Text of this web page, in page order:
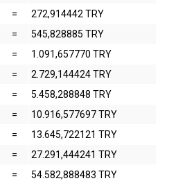
=
272,914442 TRY
=
545,828885 TRY
=
1.091,657770 TRY
=
2.729,144424 TRY
=
5.458,288848 TRY
=
10.916,577697 TRY
=
13.645,722121 TRY
=
27.291,444241 TRY
= 54.582,888483 TRY